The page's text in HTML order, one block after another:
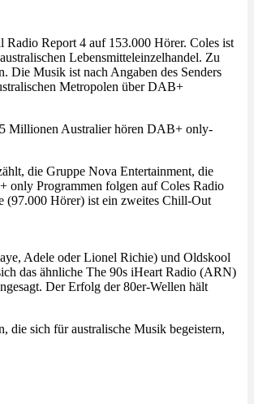
Report 4 auf 153.000 Hörer. Coles ist
Lebensmitteleinzelhandel. Zu
Die Musik ist nach Angaben des Senders
Metropolen über DAB+
Millionen Australier hören DAB+ only-
die Gruppe Nova Entertainment, die
only Programmen folgen auf Coles Radio
(97.000 Hörer) ist ein zweites Chill-Out
Adele oder Lionel Richie) und Oldskool
das ähnliche The 90s iHeart Radio (ARN)
Der Erfolg der 80er-Wellen hält
die sich für australische Musik begeistern,